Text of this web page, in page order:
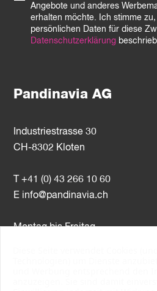
Pandinavia AG
Industriestrasse 30
CH-8302 Kloten
T +41 (0) 43 266 10 60
E info@pandinavia.ch
Montag bis Freitag
Angebote und anderes
erhalten möchte. Ich stimme
persönlichen Daten für diese
Datenschutzerklärung